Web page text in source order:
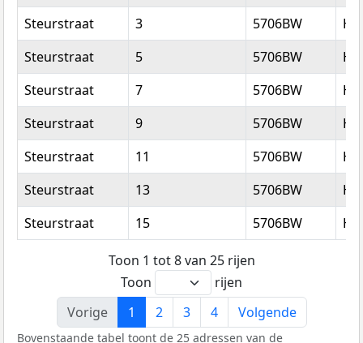
Steurstraat
3 5706BW
Steurstraat
5 5706BW
Steurstraat
7 5706BW
Steurstraat
9 5706BW
Steurstraat
11 5706BW
Steurstraat
13 5706BW
Steurstraat
15 5706BW
Toon 1 tot 8 van 25 rijen
Toon
rijen
Vorige
1 2 3 4 Volgende
Bovenstaande tabel toont de 25 adressen van de